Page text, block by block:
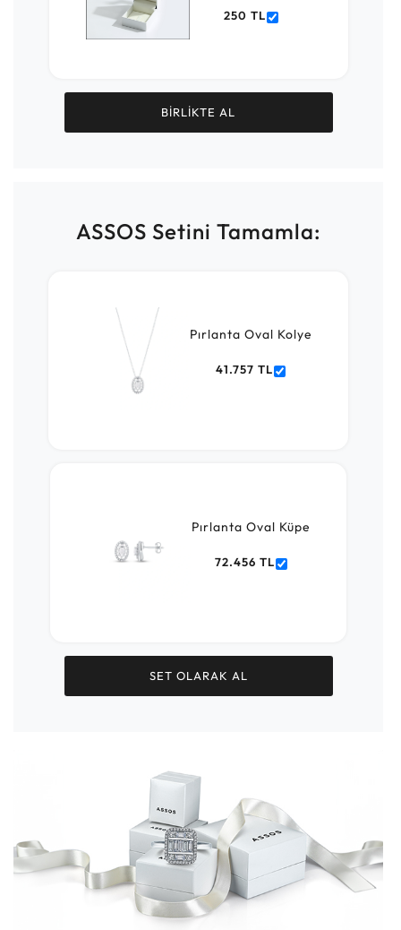
250 TL
BİRLİKTE AL
ASSOS Setini Tamamla:
Pırlanta Oval Kolye
41.757 TL
Pırlanta Oval Küpe
72.456 TL
SET OLARAK AL